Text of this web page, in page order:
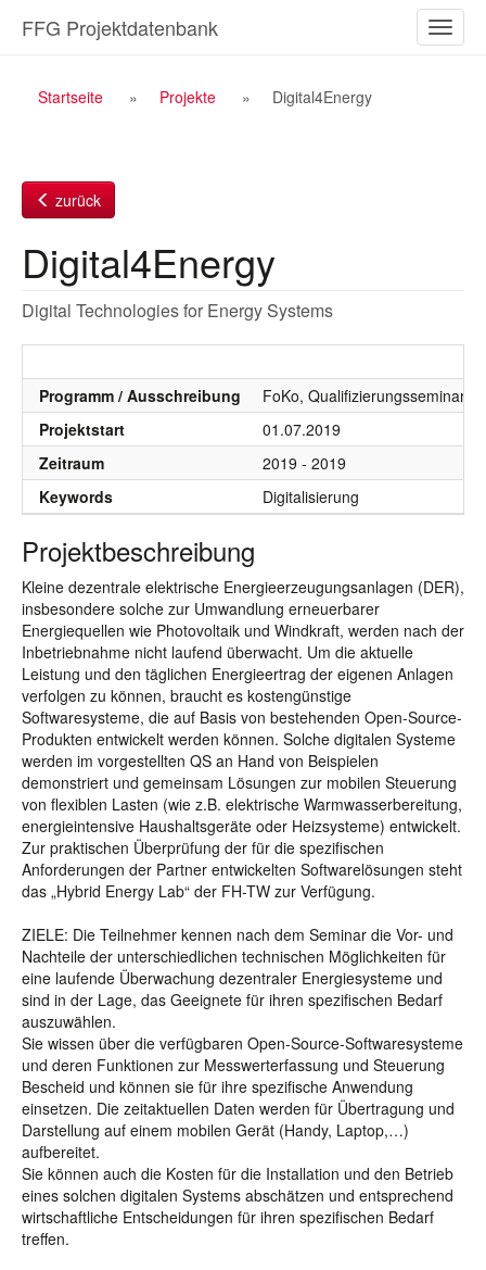
Inhalt
ein-/
FFG Projektdatenbank
Breadcrumb
Startseite Projekte Digital4Energy
zurück
Digital4Energy
Digital Technologies for Energy Systems
Programm / Ausschreibung
FoKo,
Projektstart
01.07.2019
Zeitraum
2019 - 2019
Keywords
Digitalisierung
Projektbeschreibung
Kleine dezentrale elektrische Energieerzeugungsanlagen (DER),
insbesondere solche zur Umwandlung erneuerbarer
Energiequellen wie Photovoltaik und Windkraft, werden nach der
Inbetriebnahme nicht laufend überwacht. Um die aktuelle
Leistung und den täglichen Energieertrag der eigenen Anlagen
verfolgen zu können, braucht es kostengünstige
Softwaresysteme, die auf Basis von bestehenden Open-Source-
Produkten entwickelt werden können. Solche digitalen Systeme
werden im vorgestellten QS an Hand von Beispielen
demonstriert und gemeinsam Lösungen zur mobilen Steuerung
von flexiblen Lasten (wie z.B. elektrische Warmwasserbereitung,
energieintensive Haushaltsgeräte oder Heizsysteme) entwickelt.
Zur praktischen Überprüfung der für die spezifischen
Anforderungen der Partner entwickelten Softwarelösungen steht
das „Hybrid Energy Lab“ der FH-TW zur Verfügung.
ZIELE: Die Teilnehmer kennen nach dem Seminar die Vor- und
Nachteile der unterschiedlichen technischen Möglichkeiten für
eine laufende Überwachung dezentraler Energiesysteme und
sind in der Lage, das Geeignete für ihren spezifischen Bedarf
auszuwählen.
Sie wissen über die verfügbaren Open-Source-Softwaresysteme
und deren Funktionen zur Messwerterfassung und Steuerung
Bescheid und können sie für ihre spezifische Anwendung
einsetzen. Die zeitaktuellen Daten werden für Übertragung und
Darstellung auf einem mobilen Gerät (Handy, Laptop,…)
aufbereitet.
Sie können auch die Kosten für die Installation und den Betrieb
eines solchen digitalen Systems abschätzen und entsprechend
wirtschaftliche Entscheidungen für ihren spezifischen Bedarf
treffen.